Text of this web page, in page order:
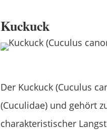
Kuckuck
Der Kuckuck (Cuculus
(Cuculidae) und gehört
charakteristischer